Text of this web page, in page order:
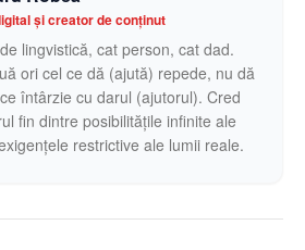
și creator de conținut
lingvistică, cat person, cat dad.
ori cel ce dă (ajută) repede, nu dă
întârzie cu darul (ajutorul). Cred
fin dintre posibilitățile infinite ale
restrictive ale lumii reale.